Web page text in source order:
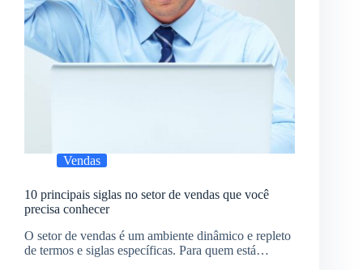
Vendas
10 principais siglas no setor de vendas que você
precisa conhecer
O setor de vendas é um ambiente dinâmico e repleto
de termos e siglas específicas. Para quem está…